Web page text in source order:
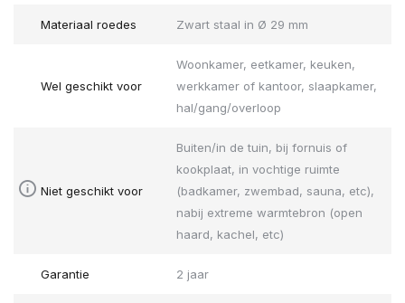
Materiaal roedes Zwart staal in Ø 29 mm
Wel geschikt voor
Woonkamer, eetkamer, keuken,
werkkamer of kantoor, slaapkamer,
hal/gang/overloop
Niet geschikt voor
Buiten/in de tuin, bij fornuis of
kookplaat, in vochtige ruimte
(badkamer, zwembad, sauna, etc),
nabij extreme warmtebron (open
haard, kachel, etc)
Garantie 2 jaar